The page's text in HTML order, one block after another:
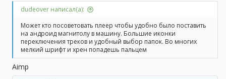
dudeover написал(а):
Может кто посоветовать плеер чтобы удобно было поставить
на андроид магнитолу в машину. Большие иконки
переключения треков и удобный выбор папок. Во многих
мелкий шрифт и хрен попадешь пальцем
Aimp